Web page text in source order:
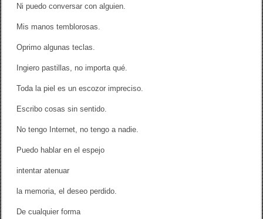
i
Ni puedo conversar con alguien.
Mis manos temblorosas.
Oprimo algunas teclas.
Ingiero pastillas, no importa qué.
Toda la piel es un escozor impreciso.
Escribo cosas sin sentido.
No tengo Internet, no tengo a nadie.
Puedo hablar en el espejo
intentar atenuar
la memoria, el deseo perdido.
De cualquier forma